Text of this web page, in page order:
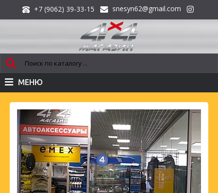
+7 (9062) 39-33-15 snesyn62@gmail.com
МЕНЮ